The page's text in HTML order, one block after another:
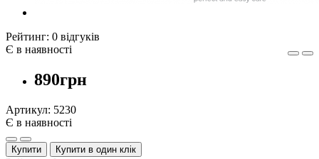
Рейтинг: 0 відгуків
Є в наявності
890грн
Артикул: 5230
Є в наявності
Купити Купити в один клік